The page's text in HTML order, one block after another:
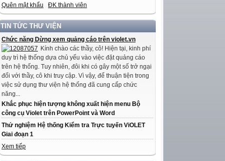
Quên mật khẩu ĐK thành viên
TIN TỨC THƯ VIỆN
Chức năng Dừng xem quảng cáo trên violet.vn
Kính chào các thầy, cô! Hiện tại, kinh phí
duy trì hệ thống dựa chủ yếu vào việc đặt quảng cáo
trên hệ thống. Tuy nhiên, đôi khi có gây một số trở ngại
đối với thầy, cô khi truy cập. Vì vậy, để thuận tiện trong
việc sử dụng thư viện hệ thống đã cung cấp chức
năng...
Khắc phục hiện tượng không xuất hiện menu Bộ
công cụ Violet trên PowerPoint và Word
Thử nghiệm Hệ thống Kiểm tra Trực tuyến ViOLET
Giai đoạn 1
Xem tiếp